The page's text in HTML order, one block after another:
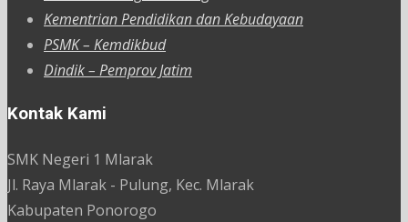
Kementrian Pendidikan dan Kebudayaan
PSMK – Kemdikbud
Dindik – Pemprov Jatim
Kontak Kami
SMK Negeri 1 Mlarak
Jl. Raya Mlarak - Pulung, Kec. Mlarak
Kabupaten Ponorogo